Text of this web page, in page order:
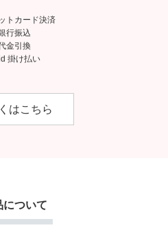
トカード決済
行振込
金引換
掛け払い
はこちら
について